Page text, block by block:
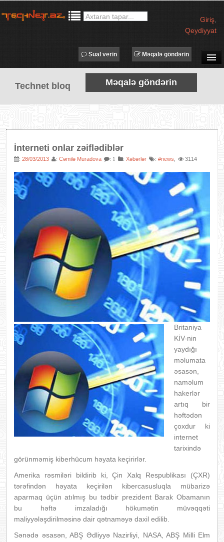
Giriş
Qeydiyyat
SUAL-CAVAB
TECHNET TV
MƏQALƏLƏR
AVADANLIQLAR
IT LÜĞƏT
XƏBƏRLƏR
Məqalə göndərin
Sual verin
Technet bloq Məqalə göndərin
İnterneti onlar zəiflədiblər
: 28/03/2013 : Cəmilə Muradova : 1 : Xəbərlər : #news 3114
Britaniya
KİV-nin
yaydığı
məlumata
əsasən,
naməlum
hakerlər
artıq bir
həftədən
çoxdur ki
internet
tarixində
görünməmiş kiberhücum həyata keçirirlər.
Amerika rəsmiləri bildirib ki, Çin Xalq Respublikası (ÇXR)
tərəfindən həyata keçirilən kibercasusluqla mübarizə
aparmaq üçün atılmış bu tədbir prezident Barak Obamanın
bu həftə imzaladığı hökumətin müvəqqəti
maliyyələşdirilməsinə dair qətnaməyə daxil edilib.
Sənədə əsasən, ABŞ Ədliyyə Nazirliyi, NASA, ABŞ Milli Elm